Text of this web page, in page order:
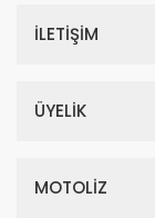
İLETİŞİM
ÜYELİK
MOTOLİZ